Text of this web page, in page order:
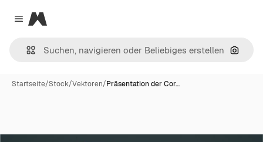
Close menu
Magnific
Nach
Startseite/Stock/Vektoren/Präsentation der Cor…